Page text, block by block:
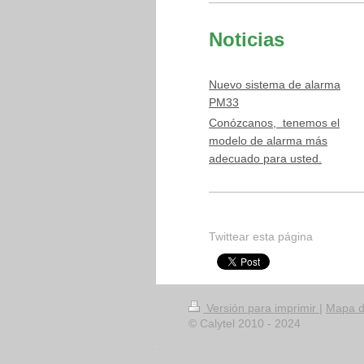
Noticias
Nuevo sistema de alarma
PM33
Conózcanos, tenemos el
modelo de alarma más
adecuado para usted.
Twittear esta página
Versión para imprimir | Mapa
© Calytel 2010 - 2024